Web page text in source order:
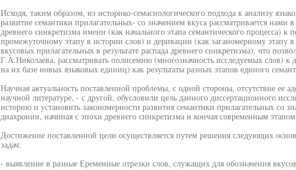
Исходя, таким образом, из историко-семасиологического подхода к анализу
развитие семантики прилагательных- со значением вкуса рассматривается нами
древнего синкретизма имени (как начального этапа семантического процесса) к
промежуточному этапу в истории слов) и деривации (как заганомерному этапу
вкусовых прилагательных в результате распада древнего синкретизма), что
Г.А.Николаева, рассматривать полисемию (многозначность исследуемых слов) к
на их базе новых языковых единиц) как результаты разных этапов единого
Научная актуальность поставленной проблемы, с одной стороны, отсутствие ее
научной литературе, - с другой, обусловили цель данного диссертационного
историю и установить закономерности развития семантики прилагательных со
диахронии, начиная с эпохи древнего синкретизма и кончая современным
Достижение поставленной цели осуществляется путем решения следующих
задач:
- выявление в разные Еременные отрезки слов, служащих для обозначения